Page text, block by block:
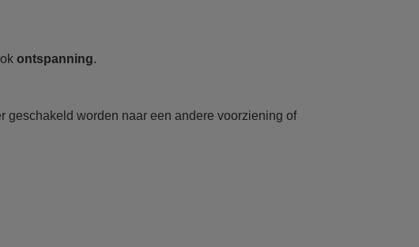
ontspanning.
geschakeld worden naar een andere voorziening of